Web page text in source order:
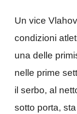
Un vice
condizioni
una delle
nelle prime
il serbo, al
sotto porta,